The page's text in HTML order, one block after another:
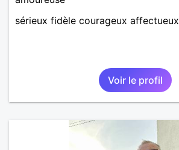
sérieux fidèle courageux affectueux
Voir le profil